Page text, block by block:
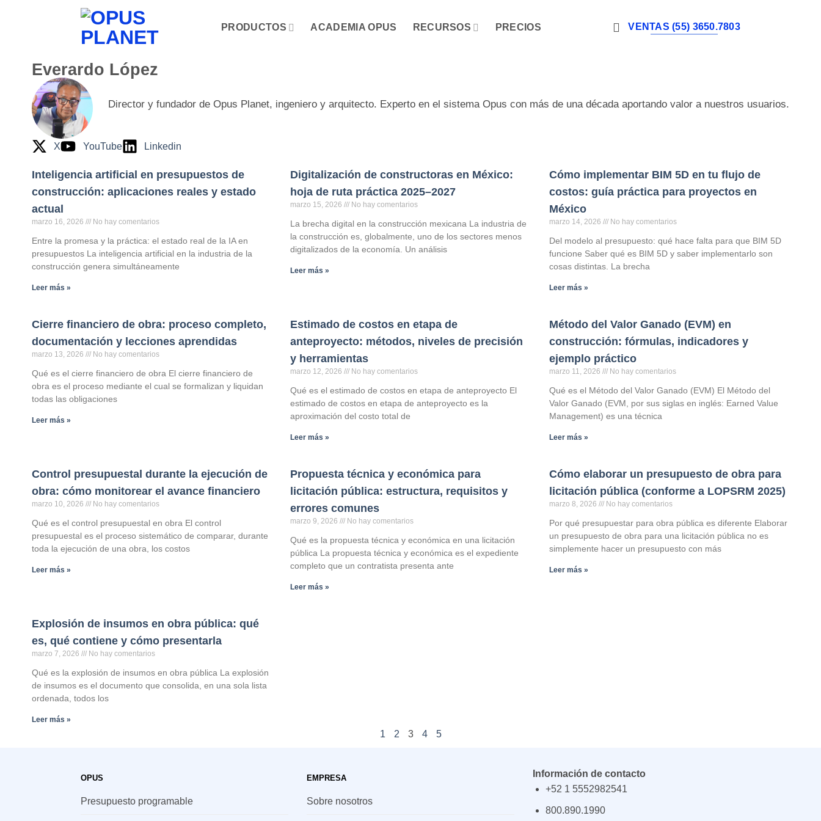
PRODUCTOS ACADEMIA OPUS RECURSOS PRECIOS VENTAS (55) 3650.7803
Everardo López
Director y fundador de Opus Planet, ingeniero y arquitecto. Experto en el sistema Opus con más de una década aportando valor a nuestros usuarios.
X YouTube Linkedin
Inteligencia artificial en presupuestos de
construcción: aplicaciones reales y estado
actual
marzo 16, 2026 No hay comentarios
Entre la promesa y la práctica: el estado real de la IA en
presupuestos La inteligencia artificial en la industria de la
construcción genera simultáneamente
Leer más »
Digitalización de constructoras en México:
hoja de ruta práctica 2025–2027
marzo 15, 2026 No hay comentarios
La brecha digital en la construcción mexicana La industria de
la construcción es, globalmente, uno de los sectores menos
digitalizados de la economía. Un análisis
Leer más »
Cómo implementar BIM 5D en tu flujo de
costos: guía práctica para proyectos en
México
marzo 14, 2026 No hay comentarios
Del modelo al presupuesto: qué hace falta para que BIM 5D
funcione Saber qué es BIM 5D y saber implementarlo son
cosas distintas. La brecha
Leer más »
Cierre financiero de obra: proceso completo,
documentación y lecciones aprendidas
marzo 13, 2026 No hay comentarios
Qué es el cierre financiero de obra El cierre financiero de
obra es el proceso mediante el cual se formalizan y liquidan
todas las obligaciones
Leer más »
Estimado de costos en etapa de
anteproyecto: métodos, niveles de precisión
y herramientas
marzo 12, 2026 No hay comentarios
Qué es el estimado de costos en etapa de anteproyecto El
estimado de costos en etapa de anteproyecto es la
aproximación del costo total de
Leer más »
Método del Valor Ganado (EVM) en
construcción: fórmulas, indicadores y
ejemplo práctico
marzo 11, 2026 No hay comentarios
Qué es el Método del Valor Ganado (EVM) El Método del
Valor Ganado (EVM, por sus siglas en inglés: Earned Value
Management) es una técnica
Leer más »
Control presupuestal durante la ejecución de
obra: cómo monitorear el avance financiero
marzo 10, 2026 No hay comentarios
Qué es el control presupuestal en obra El control
presupuestal es el proceso sistemático de comparar, durante
toda la ejecución de una obra, los costos
Leer más »
Propuesta técnica y económica para
licitación pública: estructura, requisitos y
errores comunes
marzo 9, 2026 No hay comentarios
Qué es la propuesta técnica y económica en una licitación
pública La propuesta técnica y económica es el expediente
completo que un contratista presenta ante
Leer más »
Cómo elaborar un presupuesto de obra para
licitación pública (conforme a LOPSRM 2025)
marzo 8, 2026 No hay comentarios
Por qué presupuestar para obra pública es diferente Elaborar
un presupuesto de obra para una licitación pública no es
simplemente hacer un presupuesto con más
Leer más »
Explosión de insumos en obra pública: qué
es, qué contiene y cómo presentarla
marzo 7, 2026 No hay comentarios
Qué es la explosión de insumos en obra pública La explosión
de insumos es el documento que consolida, en una sola lista
ordenada, todos los
Leer más »
1 2 3 4 5
OPUS
Presupuesto programable
EMPRESA
Sobre nosotros
Información de contacto
+52 1 5552982541
800.890.1990